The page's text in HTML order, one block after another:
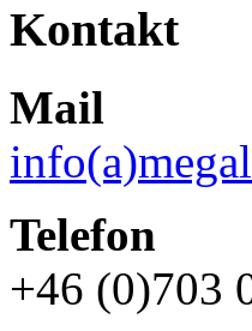
Kontakt
Mail
Telefon
+46 (0)703